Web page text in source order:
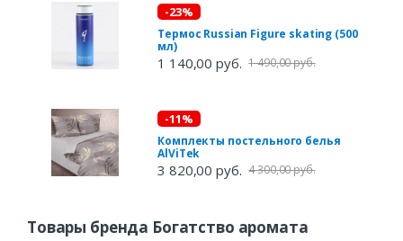
-23%
Термос Russian Figure skating (500
мл)
1 140,00 руб. 1 490,00 руб.
-11%
Комплекты постельного белья
AlViTek
3 820,00 руб. 4 300,00 руб.
Товары бренда Богатство аромата